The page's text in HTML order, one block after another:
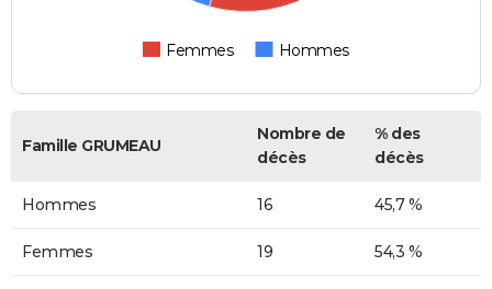
Femmes Hommes
Famille GRUMEAU
Nombre de
décès
% des
décès
Hommes 16 45,7 %
Femmes 19 54,3 %